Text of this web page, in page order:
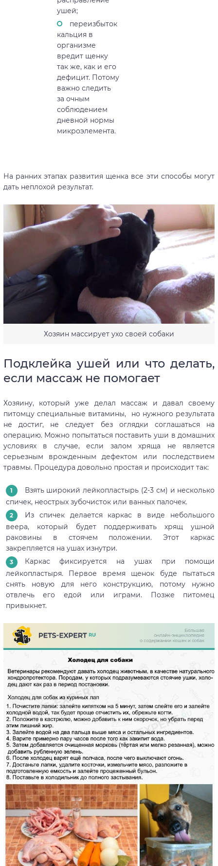
ушей;
переизбыток
кальция в
организме
вредит щенку
так же, как и его
дефицит. Потому
важно следить
за очным
соблюдением
дневной нормы
микроэлемента.
На ранних этапах развития щенка все эти способы могут
дать неплохой результат.
Хозяин массирует ухо своей собаки
Подклейка ушей или что делать,
если массаж не помогает
Хозяину, который уже делал массаж и давал своему
питомцу специальные витамины, но нужного результата
не достиг, не следует без оглядки соглашаться на
операцию. Можно попытаться поставить уши в домашних
условиях в случае, если залом хряща не является
серьезным врожденным дефектом или последствием
травмы. Процедура довольно простая и происходит так:
Взять широкий лейкопластырь (2-3 см) и несколько
спичек, неострых зубочисток или ванных палочек.
Из спичек делается каркас в виде небольшого
веера, который будет поддерживать хрящ ушной
раковины в стоячем положении. Этот каркас
закрепляется на ушах изнутри.
Каркас фиксируется на ушах при помощи
лейкопластыря. Первое время щенок буде пытаться
снять новую для него конструкцию, потому нужно
отвлечь его едой или играми. Позже питомец
привыкнет.